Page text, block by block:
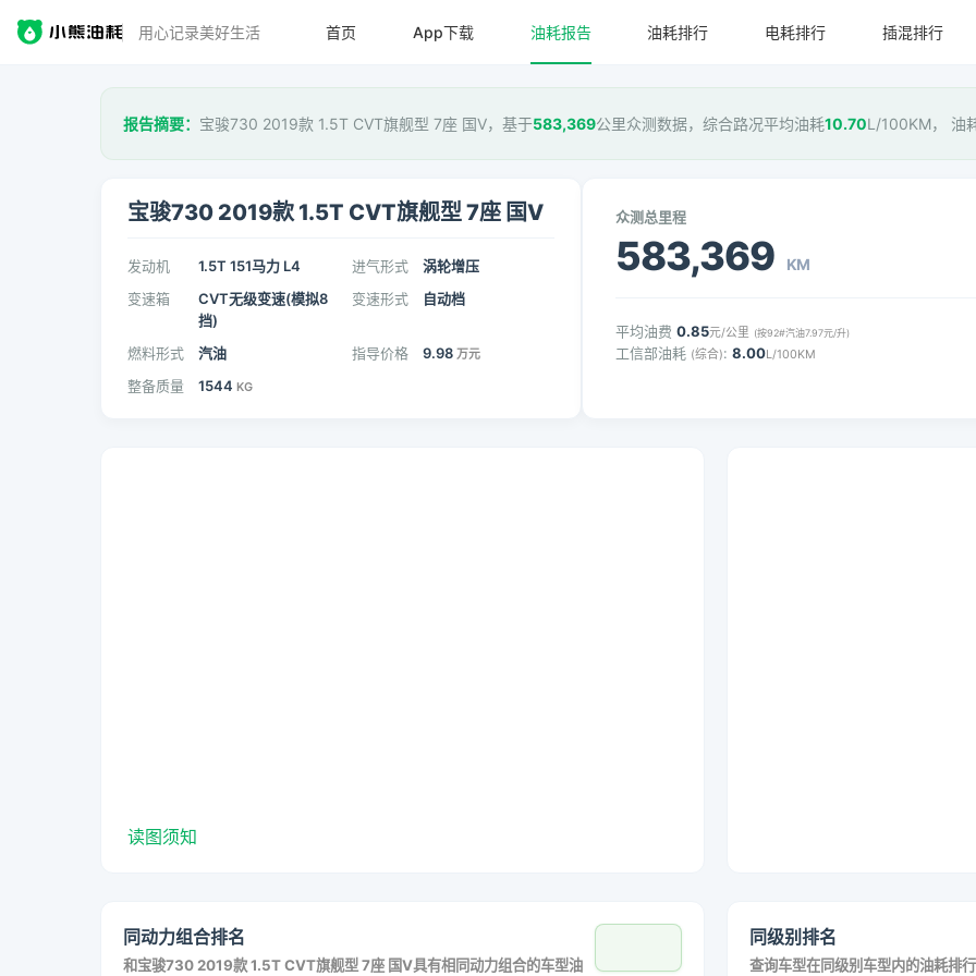
用心记录美好生活 首页 App下载 油耗报告 油耗排行 电耗排行 插混排行
报告摘要： 宝骏730 2019款 1.5T CVT旗舰型 7座 国V，基于583,369公里众测数据，综合路况平均油耗10.70L/100KM， 油
宝骏730 2019款 1.5T CVT旗舰型 7座 国V
发动机 1.5T 151马力 L4 进气形式
涡轮增压
变速箱
CVT无级变速(模拟8
挡)
变速形式 自动档
燃料形式 汽油 指导价格 9.98 万元
整备质量 1544 KG
众测总里程
583,369 KM
平均油费 0.85元/公里 (按92#汽油7.97元/升)
工信部油耗 (综合): 8.00L/100KM
读图须知
同动力组合排名
和宝骏730 2019款 1.5T CVT旗舰型 7座 国V具有相同动力组合的车型油
同级别排名
查询车型在同级别车型内的油耗排